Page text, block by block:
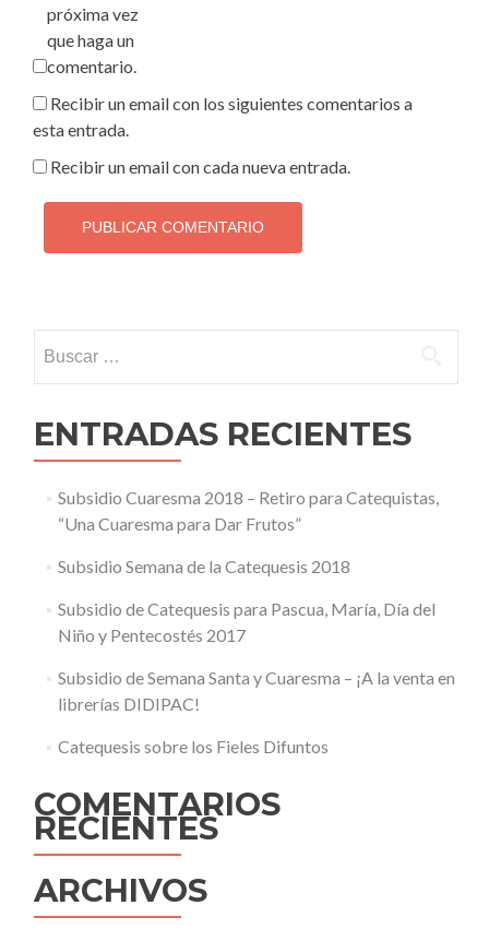
próxima vez
que haga un
comentario.
Recibir un email con los siguientes comentarios a
esta entrada.
Recibir un email con cada nueva entrada.
ENTRADAS RECIENTES
Subsidio Cuaresma 2018 – Retiro para Catequistas,
“Una Cuaresma para Dar Frutos”
Subsidio Semana de la Catequesis 2018
Subsidio de Catequesis para Pascua, María, Día del
Niño y Pentecostés 2017
Subsidio de Semana Santa y Cuaresma – ¡A la venta en
librerías DIDIPAC!
Catequesis sobre los Fieles Difuntos
COMENTARIOS
RECIENTES
ARCHIVOS